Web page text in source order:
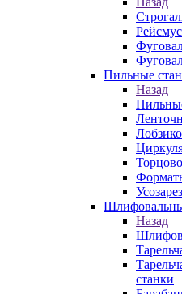
Пильные
Назад
Назад
станки